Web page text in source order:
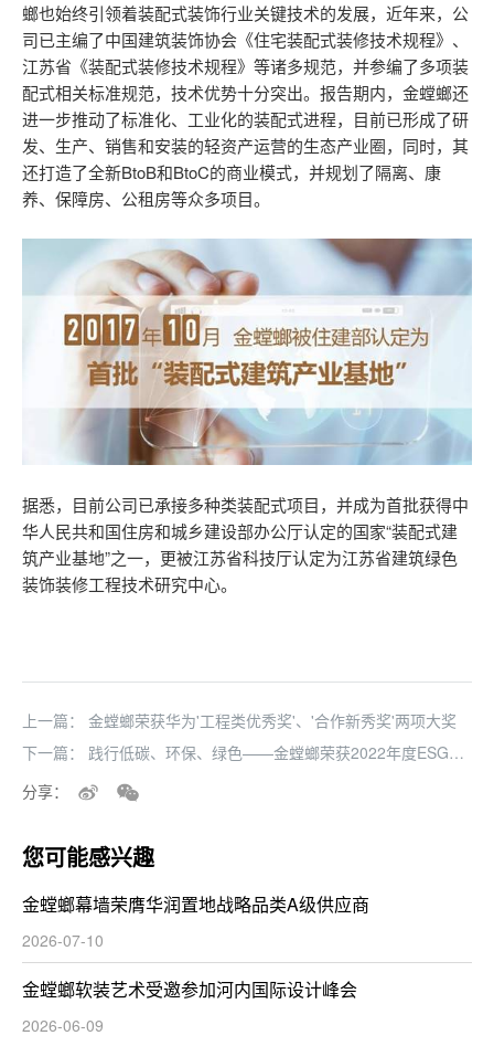
螂也始终引领着装配式装饰行业关键技术的发展，近年来，公
司已主编了中国建筑装饰协会《住宅装配式装修技术规程》、
江苏省《装配式装修技术规程》等诸多规范，并参编了多项装
配式相关标准规范，技术优势十分突出。报告期内，金螳螂还
进一步推动了标准化、工业化的装配式进程，目前已形成了研
发、生产、销售和安装的轻资产运营的生态产业圈，同时，其
还打造了全新BtoB和BtoC的商业模式，并规划了隔离、康
养、保障房、公租房等众多项目。
据悉，目前公司已承接多种类装配式项目，并成为首批获得中
华人民共和国住房和城乡建设部办公厅认定的国家“装配式建
筑产业基地”之一，更被江苏省科技厅认定为江苏省建筑绿色
装饰装修工程技术研究中心。
上一篇：
​金螳螂荣获华为'工程类优秀奖'、'合作新秀奖'两项大奖
下一篇：
践行低碳、环保、绿色——金螳螂荣获2022年度ESG发
分享：
您可能感兴趣
金螳螂幕墙荣膺华润置地战略品类A级供应商
2026-07-10
金螳螂软装艺术受邀参加河内国际设计峰会
2026-06-09